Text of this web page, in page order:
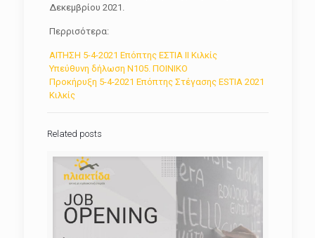
Δεκεμβρίου 2021.
Περρισότερα:
ΑΙΤΗΣΗ 5-4-2021 Επόπτης ΕΣΤΙΑ ΙΙ Κιλκίς
Υπεύθυνη δήλωση Ν105. ΠΟΙΝΙΚΟ
Προκήρυξη 5-4-2021 Επόπτης Στέγασης ESTIA 2021
Κιλκίς
Related posts